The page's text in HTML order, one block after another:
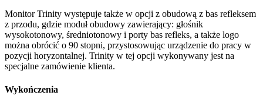
Monitor Trinity występuje także w opcji z obudową z bas refleksem
z przodu, gdzie moduł obudowy zawierający: głośnik
wysokotonowy, średniotonowy i porty bas refleks, a także logo
można obrócić o 90 stopni, przystosowując urządzenie do pracy w
pozycji horyzontalnej. Trinity w tej opcji wykonywany jest na
specjalne zamówienie klienta.
Wykończenia